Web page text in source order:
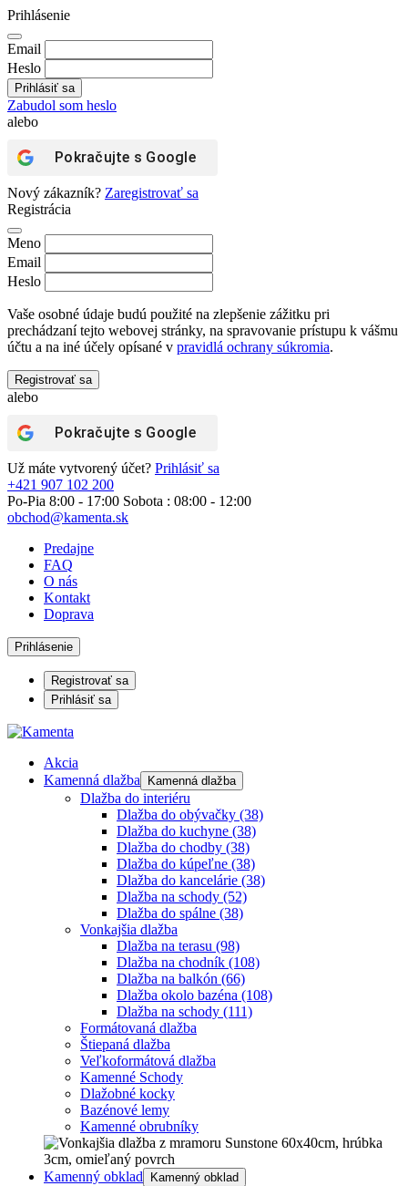
Prihlásenie
Email
Heslo
Zabudol som heslo
alebo
Pokračujte s Google
Nový zákazník? Zaregistrovať sa
Registrácia
Meno
Email
Heslo
Vaše osobné údaje budú použité na zlepšenie zážitku pri
prechádzaní tejto webovej stránky, na spravovanie prístupu k vášmu
účtu a na iné účely opísané v pravidlá ochrany súkromia.
Registrovať sa
alebo
Pokračujte s Google
Už máte vytvorený účet? Prihlásiť sa
+421 907 102 200
Po-Pia 8:00 - 17:00 Sobota : 08:00 - 12:00
obchod@kamenta.sk
Predajne
FAQ
O nás
Kontakt
Doprava
Prihlásenie
Registrovať sa
Prihlásiť sa
Akcia
Kamenná dlažba
Kamenná dlažba
Dlažba do interiéru
Dlažba do obývačky (38)
Dlažba do kuchyne (38)
Dlažba do chodby (38)
Dlažba do kúpeľne (38)
Dlažba do kancelárie (38)
Dlažba na schody (52)
Dlažba do spálne (38)
Vonkajšia dlažba
Dlažba na terasu (98)
Dlažba na chodník (108)
Dlažba na balkón (66)
Dlažba okolo bazéna (108)
Dlažba na schody (111)
Formátovaná dlažba
Štiepaná dlažba
Veľkoformátová dlažba
Kamenné Schody
Dlažobné kocky
Bazénové lemy
Kamenné obrubníky
Kamenný obklad Kamenný obklad